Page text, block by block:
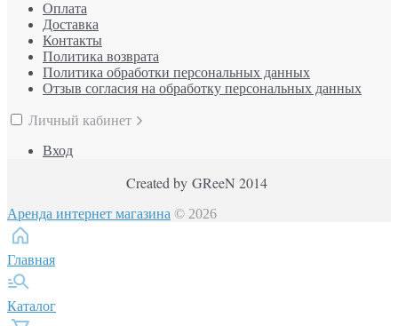
Оплата
Доставка
Контакты
Политика возврата
Политика обработки персональных данных
Отзыв согласия на обработку персональных данных
Личный кабинет
Вход
Created by GReeN 2014
Аренда интернет магазина © 2026
Главная
Каталог